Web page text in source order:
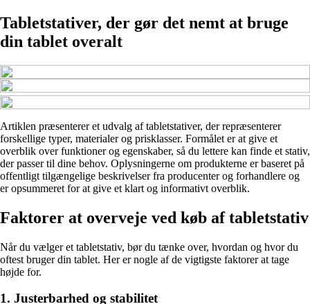
Tabletstativer, der gør det nemt at bruge
din tablet overalt
Artiklen præsenterer et udvalg af tabletstativer, der repræsenterer
forskellige typer, materialer og prisklasser. Formålet er at give et
overblik over funktioner og egenskaber, så du lettere kan finde et stativ,
der passer til dine behov. Oplysningerne om produkterne er baseret på
offentligt tilgængelige beskrivelser fra producenter og forhandlere og
er opsummeret for at give et klart og informativt overblik.
Faktorer at overveje ved køb af tabletstativ
Når du vælger et tabletstativ, bør du tænke over, hvordan og hvor du
oftest bruger din tablet. Her er nogle af de vigtigste faktorer at tage
højde for.
1. Justerbarhed og stabilitet